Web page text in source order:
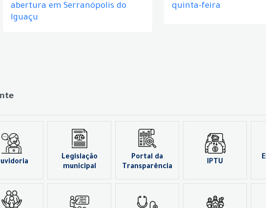
abertura em Serranópolis do
Iguaçu
quinta-feira
Legislação
municipal
Portal da
Transparência
IPTU